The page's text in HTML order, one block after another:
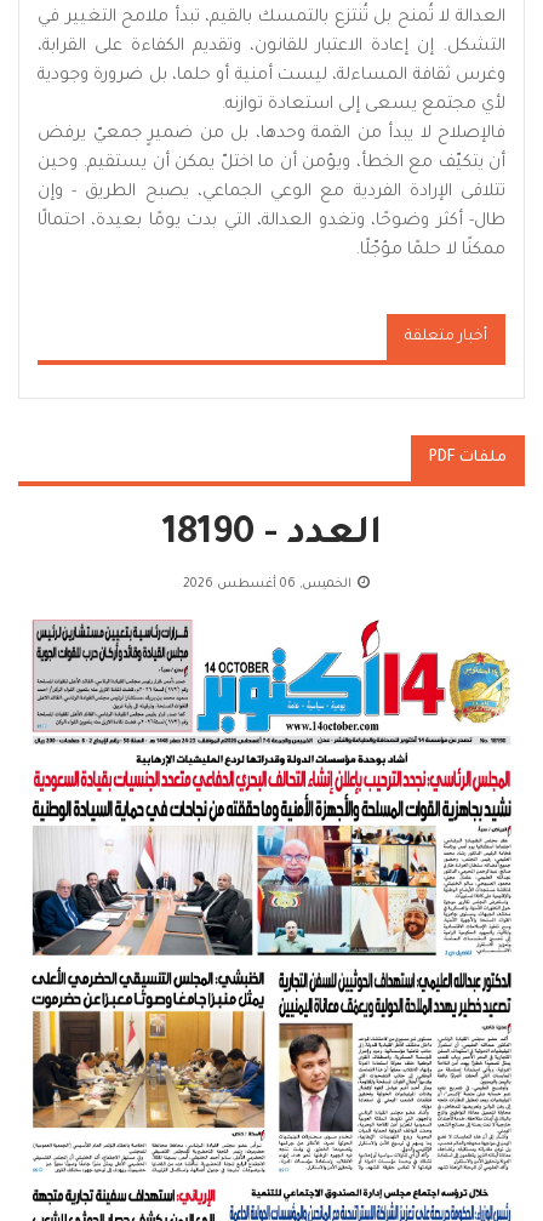
العدالة لا تُمنح بل تُنتزع بالتمسك بالقيم، تبدأ ملامح التغيير في
التشكل. إن إعادة الاعتبار للقانون، وتقديم الكفاءة على القرابة،
وغرس ثقافة المساءلة، ليست أمنية أو حلما، بل ضرورة وجودية
لأي مجتمع يسعى إلى استعادة توازنه.
فالإصلاح لا يبدأ من القمة وحدها، بل من ضميرٍ جمعيّ يرفض
أن يتكيّف مع الخطأ، ويؤمن أن ما اختلّ يمكن أن يستقيم. وحين
تتلاقى الإرادة الفردية مع الوعي الجماعي، يصبح الطريق - وإن
طال- أكثر وضوحًا، وتغدو العدالة، التي بدت يومًا بعيدة، احتمالًا
ممكنًا لا حلمًا مؤجّلًا.
أخبار متعلقة
ملفات PDF
العدد - 18190
الخميس, 06 أغسطس 2026